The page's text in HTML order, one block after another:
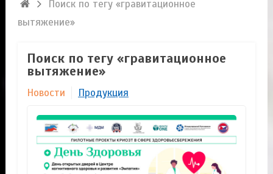
Поиск по тегу «гравитационное
вытяжение»
Поиск по тегу «гравитационное
вытяжение»
Новости Продукция